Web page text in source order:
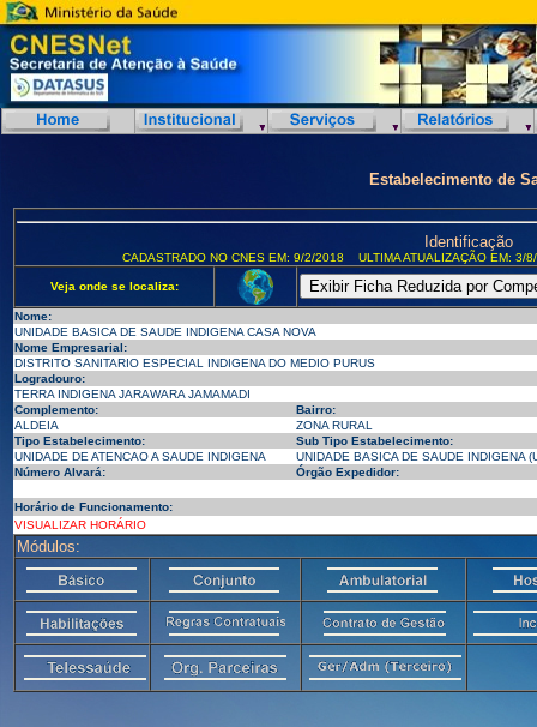
Estabelecimento de
Identificação
CADASTRADO NO CNES EM: 9/2/2018 ULTIMA ATUALIZAÇÃO EM:
Veja onde se localiza:
Nome:
UNIDADE BASICA DE SAUDE INDIGENA CASA NOVA
Nome Empresarial:
DISTRITO SANITARIO ESPECIAL INDIGENA DO MEDIO PURUS
Logradouro:
TERRA INDIGENA JARAWARA JAMAMADI
Complemento:
Bairro:
ALDEIA
ZONA RURAL
Tipo Estabelecimento:
Sub Tipo Estabelecimento:
UNIDADE DE ATENCAO A SAUDE INDIGENA
UNIDADE BASICA DE SAUDE INDIGENA
Número Alvará:
Órgão Expedidor:
Horário de Funcionamento:
VISUALIZAR HORÁRIO
Módulos: